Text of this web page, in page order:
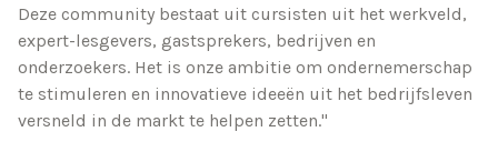
Deze community bestaat uit cursisten uit het werkveld,
expert-lesgevers, gastsprekers, bedrijven en
onderzoekers. Het is onze ambitie om ondernemerschap
te stimuleren en innovatieve ideeën uit het bedrijfsleven
versneld in de markt te helpen zetten."